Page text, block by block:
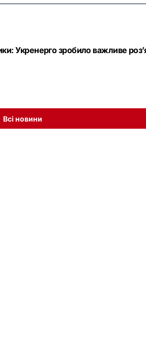
Укренерго зробило важливе
Всі новини